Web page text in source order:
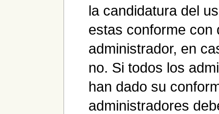
la candidatura del
estas conforme con
administrador, en
no. Si todos los
han dado su
administradores